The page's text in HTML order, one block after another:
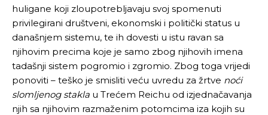
huligane koji zloupotrebljavaju svoj spomenuti
privilegirani društveni, ekonomski i politički status u
današnjem sistemu, te ih dovesti u istu ravan sa
njihovim precima koje je samo zbog njihovih imena
tadašnji sistem pogromio i zgromio. Zbog toga vrijedi
ponoviti – teško je smisliti veću uvredu za žrtve noći
slomljenog stakla u Trećem Reichu od izjednačavanja
njih sa njihovim razmaženim potomcima iza kojih su